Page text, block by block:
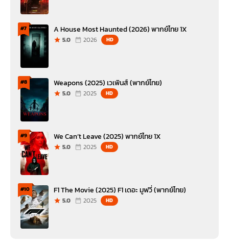
#7 A House Most Haunted (2026) พากย์ไทย 1X
5.0 2026 HD
#8 Weapons (2025) เวเพินส์ (พากย์ไทย)
5.0 2025 HD
#9 We Can’t Leave (2025) พากย์ไทย 1X
5.0 2025 HD
#10 F1 The Movie (2025) F1 เดอะ มูฟวี่ (พากย์ไทย)
5.0 2025 HD